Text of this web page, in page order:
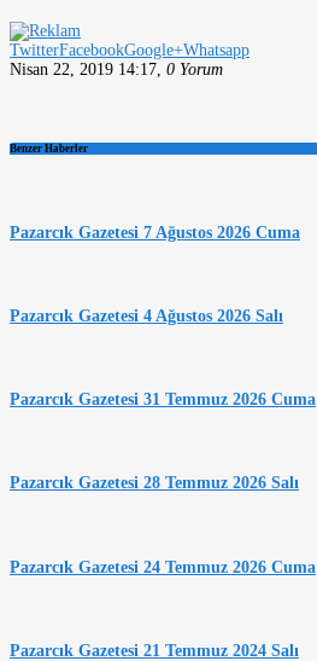
TwitterFacebookGoogle+Whatsapp
Nisan 22, 2019 14:17, 0 Yorum
Benzer Haberler
Pazarcık Gazetesi 7 Ağustos 2026 Cuma
Pazarcık Gazetesi 4 Ağustos 2026 Salı
Pazarcık Gazetesi 31 Temmuz 2026 Cuma
Pazarcık Gazetesi 28 Temmuz 2026 Salı
Pazarcık Gazetesi 24 Temmuz 2026 Cuma
Pazarcık Gazetesi 21 Temmuz 2024 Salı